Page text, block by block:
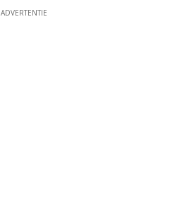
ADVERTENTIE